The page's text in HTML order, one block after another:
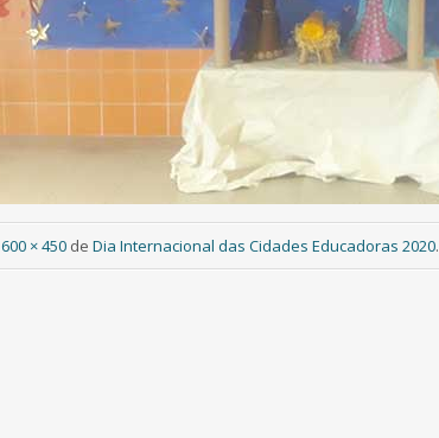
600 × 450de Dia Internacional das Cidades Educadoras 2020.